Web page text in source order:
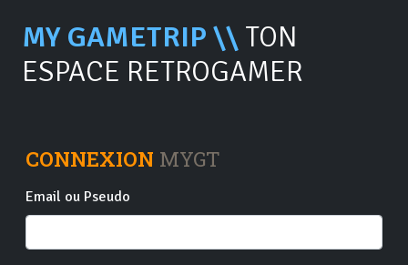
MY GAMETRIP \\ TON
ESPACE RETROGAMER
CONNEXION MYGT
Email ou Pseudo